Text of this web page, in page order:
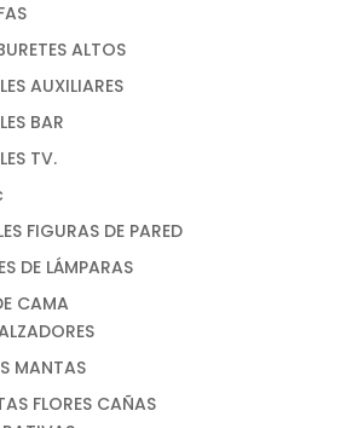
ALTOS
AUXILIARES
BAR
TV.
FIGURAS DE PARED
DE LÁMPARAS
CAMA
MANTAS
FLORES CAÑAS